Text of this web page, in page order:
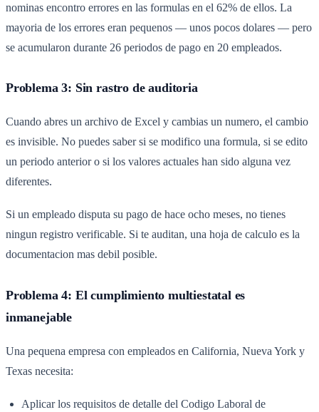
nominas encontro errores en las formulas en el 62% de ellos. La
mayoria de los errores eran pequenos — unos pocos dolares — pero
se acumularon durante 26 periodos de pago en 20 empleados.
Problema 3: Sin rastro de auditoria
Cuando abres un archivo de Excel y cambias un numero, el cambio
es invisible. No puedes saber si se modifico una formula, si se edito
un periodo anterior o si los valores actuales han sido alguna vez
diferentes.
Si un empleado disputa su pago de hace ocho meses, no tienes
ningun registro verificable. Si te auditan, una hoja de calculo es la
documentacion mas debil posible.
Problema 4: El cumplimiento multiestatal es
inmanejable
Una pequena empresa con empleados en California, Nueva York y
Texas necesita:
Aplicar los requisitos de detalle del Codigo Laboral de